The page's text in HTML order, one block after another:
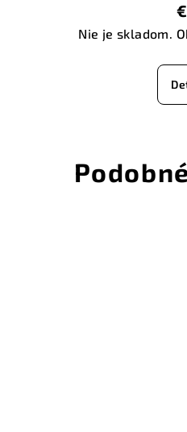
Nie je skladom.